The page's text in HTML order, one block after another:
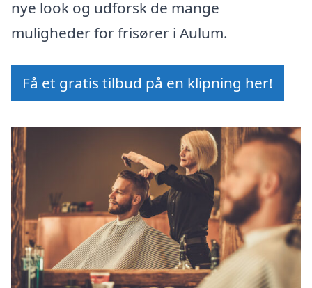
nye look og udforsk de mange
muligheder for frisører i Aulum.
Få et gratis tilbud på en klipning her!